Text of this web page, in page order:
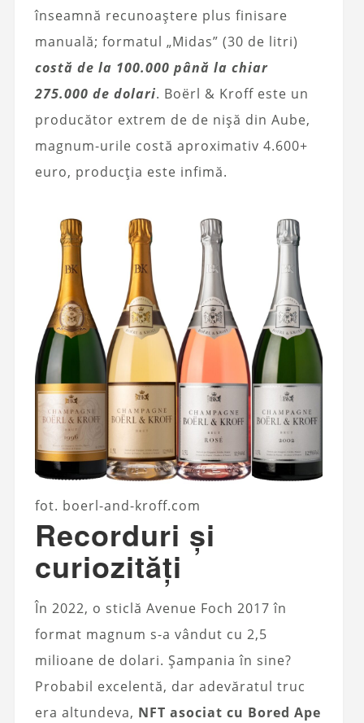
înseamnă recunoaștere plus finisare
manuală; formatul „Midas” (30 de litri)
costă de la 100.000 până la chiar
275.000 de dolari. Boërl & Kroff este un
producător extrem de de nișă din Aube,
magnum-urile costă aproximativ 4.600+
euro, producția este infimă.
fot. boerl-and-kroff.com
Recorduri și
curiozități
În 2022, o sticlă Avenue Foch 2017 în
format magnum s-a vândut cu 2,5
milioane de dolari. Șampania în sine?
Probabil excelentă, dar adevăratul truc
era altundeva, NFT asociat cu Bored Ape